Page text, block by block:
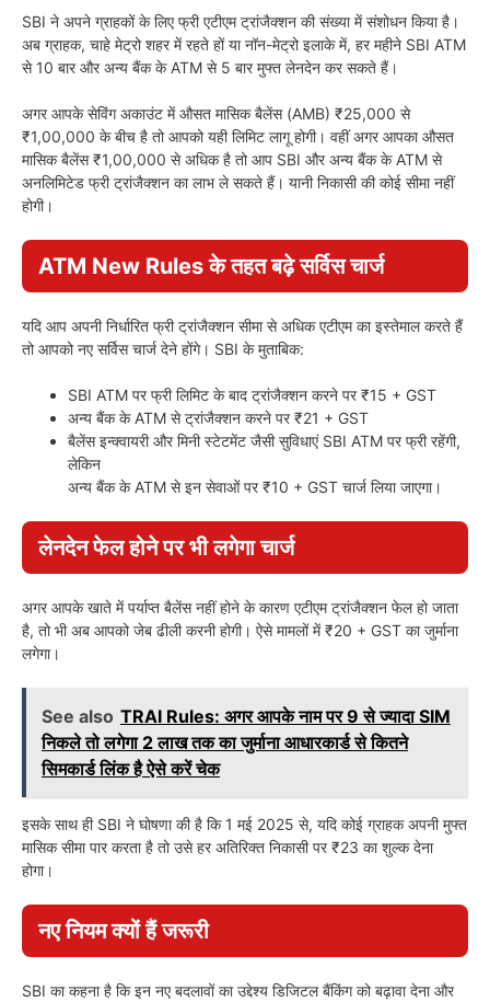
SBI ने अपने ग्राहकों के लिए फ्री एटीएम ट्रांजैक्शन की संख्या में संशोधन किया है।
अब ग्राहक, चाहे मेट्रो शहर में रहते हों या नॉन-मेट्रो इलाके में, हर महीने SBI ATM
से 10 बार और अन्य बैंक के ATM से 5 बार मुफ्त लेनदेन कर सकते हैं।
अगर आपके सेविंग अकाउंट में औसत मासिक बैलेंस (AMB) ₹25,000 से
₹1,00,000 के बीच है तो आपको यही लिमिट लागू होगी। वहीं अगर आपका औसत
मासिक बैलेंस ₹1,00,000 से अधिक है तो आप SBI और अन्य बैंक के ATM से
अनलिमिटेड फ्री ट्रांजैक्शन का लाभ ले सकते हैं। यानी निकासी की कोई सीमा नहीं
होगी।
ATM New Rules के तहत बढ़े सर्विस चार्ज
यदि आप अपनी निर्धारित फ्री ट्रांजैक्शन सीमा से अधिक एटीएम का इस्तेमाल करते हैं
तो आपको नए सर्विस चार्ज देने होंगे। SBI के मुताबिक:
SBI ATM पर फ्री लिमिट के बाद ट्रांजैक्शन करने पर ₹15 + GST
अन्य बैंक के ATM से ट्रांजैक्शन करने पर ₹21 + GST
बैलेंस इन्क्वायरी और मिनी स्टेटमेंट जैसी सुविधाएं SBI ATM पर फ्री रहेंगी,
लेकिन
अन्य बैंक के ATM से इन सेवाओं पर ₹10 + GST चार्ज लिया जाएगा।
लेनदेन फेल होने पर भी लगेगा चार्ज
अगर आपके खाते में पर्याप्त बैलेंस नहीं होने के कारण एटीएम ट्रांजैक्शन फेल हो जाता
है, तो भी अब आपको जेब ढीली करनी होगी। ऐसे मामलों में ₹20 + GST का जुर्माना
लगेगा।
See also TRAI Rules: अगर आपके नाम पर 9 से ज्यादा SIM
निकले तो लगेगा 2 लाख तक का जुर्माना आधारकार्ड से कितने
सिमकार्ड लिंक है ऐसे करें चेक
इसके साथ ही SBI ने घोषणा की है कि 1 मई 2025 से, यदि कोई ग्राहक अपनी मुफ्त
मासिक सीमा पार करता है तो उसे हर अतिरिक्त निकासी पर ₹23 का शुल्क देना
होगा।
नए नियम क्यों हैं जरूरी
SBI का कहना है कि इन नए बदलावों का उद्देश्य डिजिटल बैंकिंग को बढ़ावा देना और